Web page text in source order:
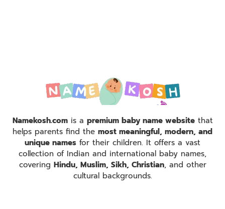
Namekosh.comis a premium baby name websitethat
helps parents find the most meaningful, modern, and
unique names for their children. It offers a vast
collection of Indian and international baby names,
covering Hindu, Muslim, Sikh, Christian, and other
cultural backgrounds.